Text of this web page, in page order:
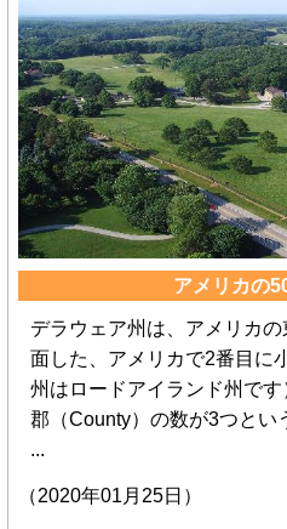
アメリカの
デラウェア州は、アメリカ
面した、アメリカで2番目に
州はロードアイランド州で
郡（County）の数が3つとい
...
（2020年01月25日）